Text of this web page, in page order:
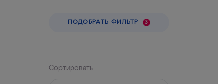
ПОДОБРАТЬ ФИЛЬТР 3
Сортировать